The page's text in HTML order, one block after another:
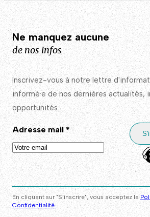
Ne manquez aucune
de nos infos
Inscrivez-vous à notre lettre
informé·e de nos dernières actualités,
opportunités.
Adresse mail*
En cliquant sur "S’inscrire", vous acceptez la
Confidentialité.